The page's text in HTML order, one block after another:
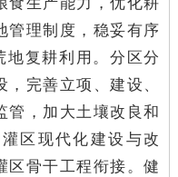
管理制度，稳妥有序
地复耕利用。分区分
完善立项、建设、
管，加大土壤改良和
区现代化建设与改
区骨干工程衔接。健